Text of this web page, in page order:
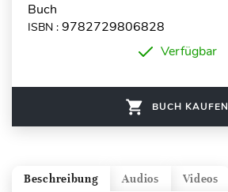
Buch
ISBN : 9782729806828
Verfügbar
BUCH KAUFEN
Videos
Audios
Beschreibung